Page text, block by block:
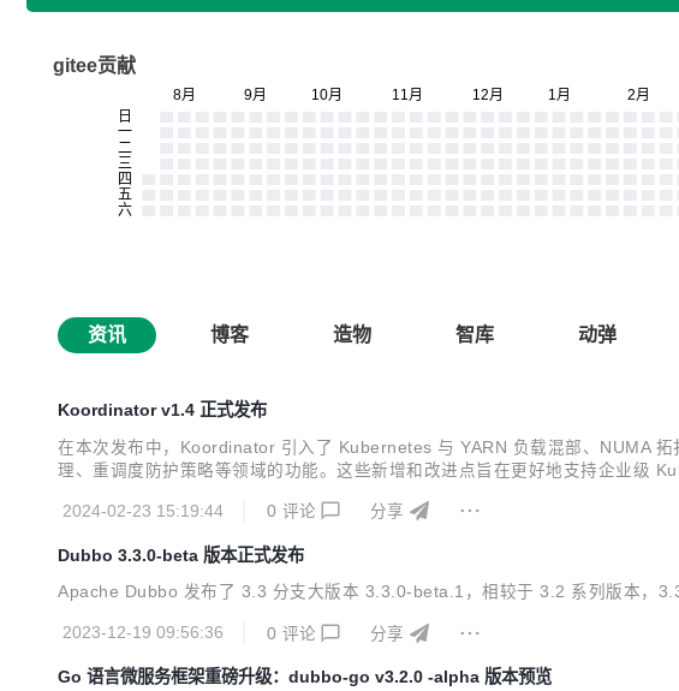
gitee贡献
资讯 博客 造物 智库 动弹
Koordinator v1.4 正式发布
在本次发布中，Koordinator 引入了 Kubernetes 与 YARN 负载混部、NUMA
理、重调度防护策略等领域的功能。这些新增和改进点旨在更好地支持企业级
2024-02-23 15:19:44 0 评论 分享
Dubbo 3.3.0-beta 版本正式发布
Apache Dubbo 发布了 3.3 分支大版本 3.3.0-beta.1，相较于 3.2 系列版本，
2023-12-19 09:56:36 0 评论 分享
Go 语言微服务框架重磅升级：dubbo-go v3.2.0 -alpha 版本预览